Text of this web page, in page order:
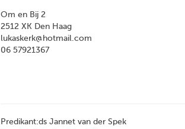
Om en Bij 2
2512 XK Den Haag
lukaskerk@hotmail.com
06 57921367
Predikant:ds Jannet van der Spek